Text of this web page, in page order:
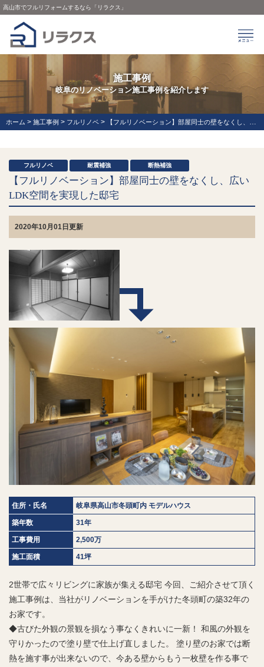
高山市でフルリフォームするなら「リラクス」
施工事例
岐阜のリノベーション施工事例を紹介します
ホーム > 施工事例 > フルリノベ > 【フルリノベーション】部屋同士の壁をなくし、広いLDK空間を実現した邸宅
フルリノベ 耐震補強 断熱補強
【フルリノベーション】部屋同士の壁をなくし、広い
LDK空間を実現した邸宅
2020年10月01日更新
住所・氏名 岐阜県高山市冬頭町内 モデルハウス
築年数 31年
工事費用 2,500万
施工面積 41坪
2世帯で広々リビングに家族が集える邸宅 今回、ご紹介させて頂く
施工事例は、当社がリノベーションを手がけた冬頭町の築32年の
お家です。
◆古びた外観の景観を損なう事なくきれいに一新！ 和風の外観を
守りかったので塗り壁で仕上げ直しました。 塗り壁のお家では断
熱を施す事が出来ないので、今ある壁からもう一枚壁を作る事で